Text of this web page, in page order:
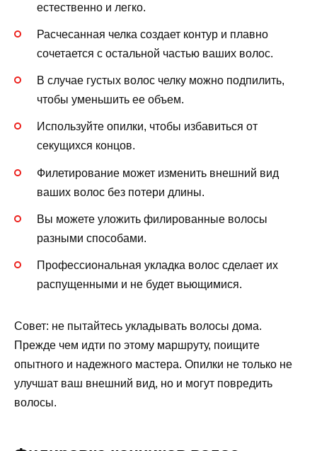
естественно и легко.
Расчесанная челка создает контур и плавно
сочетается с остальной частью ваших волос.
В случае густых волос челку можно подпилить,
чтобы уменьшить ее объем.
Используйте опилки, чтобы избавиться от
секущихся концов.
Филетирование может изменить внешний вид
ваших волос без потери длины.
Вы можете уложить филированные волосы
разными способами.
Профессиональная укладка волос сделает их
распущенными и не будет вьющимися.
Совет: не пытайтесь укладывать волосы дома.
Прежде чем идти по этому маршруту, поищите
опытного и надежного мастера. Опилки не только не
улучшат ваш внешний вид, но и могут повредить
волосы.